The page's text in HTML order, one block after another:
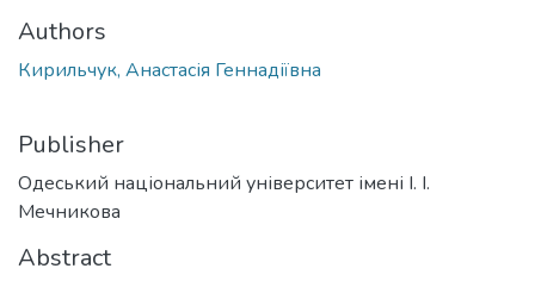
Authors
Кирильчук, Анастасія Геннадіївна
Publisher
Одеський національний університет імені І. І.
Мечникова
Abstract